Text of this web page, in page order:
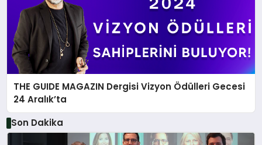
THE GUIDE MAGAZIN Dergisi Vizyon Ödülleri Gecesi
24 Aralık’ta
Son Dakika